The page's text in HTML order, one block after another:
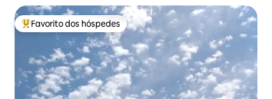
Favoritos dos hóspedes mais apreciados
Favorito dos hóspedes